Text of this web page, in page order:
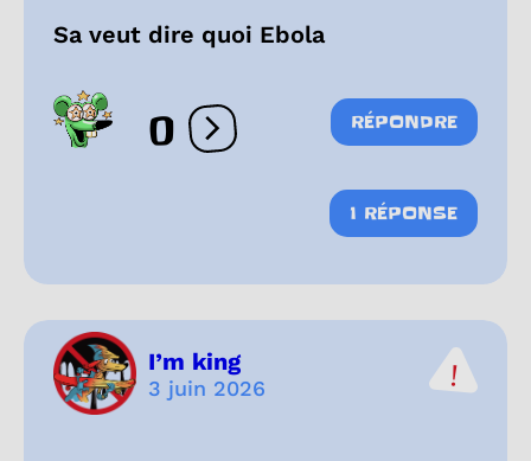
Sa veut dire quoi Ebola
0 Ouvrir les réactions
RÉPONDRE
1 RÉPONSE
I’m king
3 juin 2026